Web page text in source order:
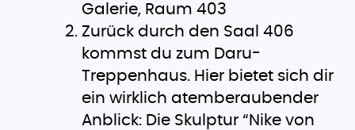
Galerie, Raum 403
Zurück durch den Saal 406
kommst du zum Daru-
Treppenhaus. Hier bietet sich dir
ein wirklich atemberaubender
Anblick: Die Skulptur “Nike von